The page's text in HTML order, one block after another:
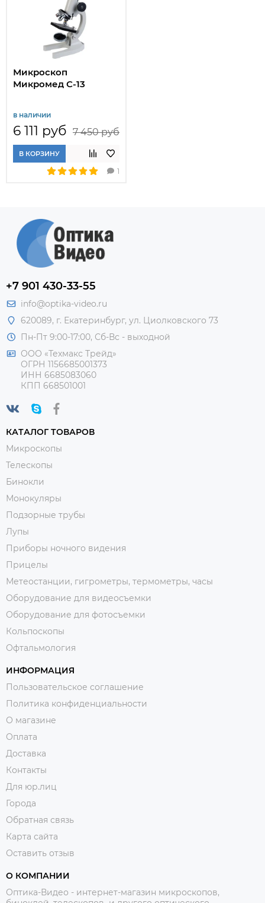
Микроскоп
Микромед С-13
в наличии
6 111 руб 7 450 руб
В КОРЗИНУ
1
+7 901 430-33-55
info@optika-video.ru
620089, г. Екатеринбург, ул. Циолковского 73
Пн-Пт 9:00-17:00, Сб-Вс - выходной
ООО «Техмакс Трейд»
ОГРН 1156685001373
ИНН 6685083060
КПП 668501001
КАТАЛОГ ТОВАРОВ
Микроскопы
Телескопы
Бинокли
Монокуляры
Подзорные трубы
Лупы
Приборы ночного видения
Прицелы
Метеостанции, гигрометры, термометры, часы
Оборудование для видеосъемки
Оборудование для фотосъемки
Кольпоскопы
Офтальмология
ИНФОРМАЦИЯ
Пользовательское соглашение
Политика конфиденциальности
О магазине
Оплата
Доставка
Контакты
Для юр.лиц
Города
Обратная связь
Карта сайта
Оставить отзыв
О КОМПАНИИ
Оптика-Видео - интернет-магазин микроскопов,